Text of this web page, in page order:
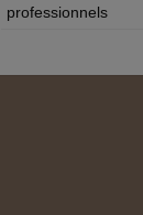
professionnels